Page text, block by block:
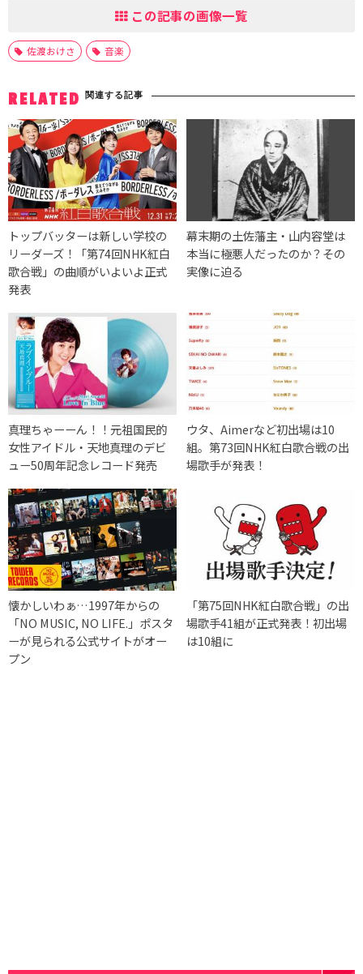
この記事の画像一覧
佐渡おけさ 音楽
RELATED 関連する記事
トップバッターは新しい学校の
リーダーズ！「第74回NHK紅白
歌合戦」の曲順がいよいよ正式
発表
幕末期の土佐藩主・山内容堂は
本当に極悪人だったのか？その
実像に迫る
真理ちゃーーん！！元祖国民的
女性アイドル・天地真理のデビ
ュー50周年記念レコード発売
ウタ、Aimerなど初出場は10
組。第73回NHK紅白歌合戦の出
場歌手が発表！
懐かしいわぁ…1997年からの
「NO MUSIC, NO LIFE.」ポスタ
ーが見られる公式サイトがオー
プン
「第75回NHK紅白歌合戦」の出
場歌手41組が正式発表！初出場
は10組に